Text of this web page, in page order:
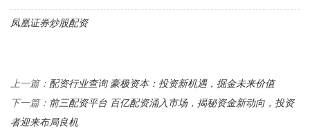
凤凰证券炒股配资
上一篇： 配资行业查询 豪极资本：投资新机遇，掘金未来价值
下一篇： 前三配资平台 百亿配资涌入市场，揭秘资金新动向，投资
者迎来布局良机